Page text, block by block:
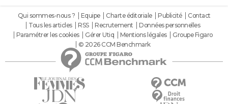
Qui sommes-nous ? Equipe Charte éditoriale Publicité
Contact
Tous les articles
RSS Recrutement
Données personnelles
Paramétrer les cookies
Gérer Utiq Mentions légales
Groupe Figaro
© 2026 CCM Benchmark